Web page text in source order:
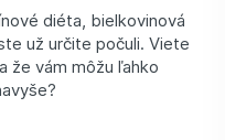
diéta, bielkovinová
už určite počuli. Viete
že vám môžu ľahko